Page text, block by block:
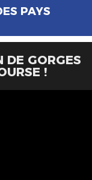
PAYS
DE GORGES
!